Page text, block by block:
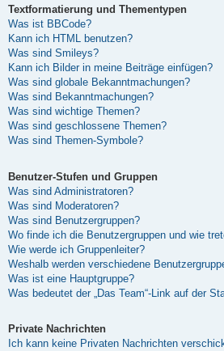
Textformatierung und Thementypen
Was ist BBCode?
Kann ich HTML benutzen?
Was sind Smileys?
Kann ich Bilder in meine Beiträge einfügen?
Was sind globale Bekanntmachungen?
Was sind Bekanntmachungen?
Was sind wichtige Themen?
Was sind geschlossene Themen?
Was sind Themen-Symbole?
Benutzer-Stufen und Gruppen
Was sind Administratoren?
Was sind Moderatoren?
Was sind Benutzergruppen?
Wo finde ich die Benutzergruppen und wie
Wie werde ich Gruppenleiter?
Weshalb werden verschiedene
Was ist eine Hauptgruppe?
Was bedeutet der „Das Team“-Link auf der
Private Nachrichten
Ich kann keine Privaten Nachrichten